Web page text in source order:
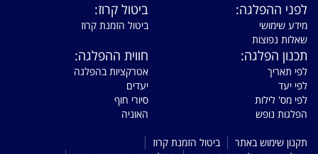
לפני ההפלגה:
מידע שימושי
שאלות נפוצות
ביטול קרוז:
ביטול הזמנת קרוז
תכנון הפלגה:
לפי תאריך
לפי יעד
לפי מס' לילות
הפלגות נופש
חווית ההפלגה:
אטרקציות בהפלגה
יעדים
סיורי חוף
האוניה
תקנון שימוש באתר
ביטול הזמנת קרוז